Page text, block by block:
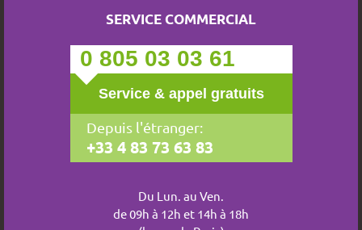
SERVICE COMMERCIAL
0 805 03 03 61
Service & appel gratuits
Depuis l'étranger:
+33 4 83 73 63 83
Du Lun. au Ven.
de 09h à 12h et 14h à 18h